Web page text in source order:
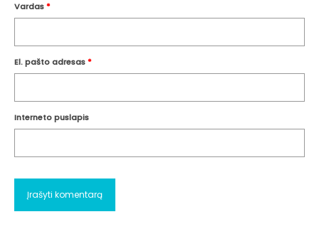
Vardas*
El. pašto adresas*
Interneto puslapis